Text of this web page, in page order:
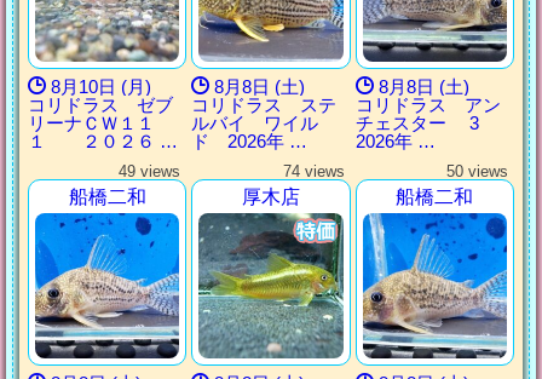
8月10日 (月)
コリドラス ゼブ
リーナＣＷ１１
１ ２０２６ …
8月8日 (土)
コリドラス ステ
ルバイ ワイル
ド 2026年 …
8月8日 (土)
コリドラス アン
チェスター 3
2026年 …
49 views
船橋二和
74 views
厚木店
50 views
船橋二和